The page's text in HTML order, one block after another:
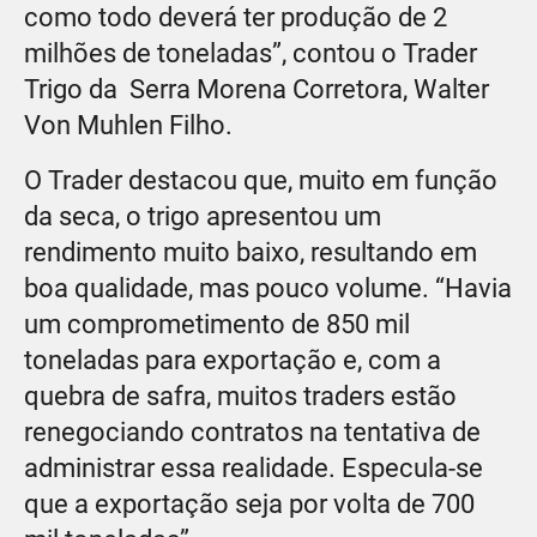
como todo deverá ter produção de 2
milhões de toneladas”, contou o Trader
Trigo da Serra Morena Corretora, Walter
Von Muhlen Filho.
O Trader destacou que, muito em função
da seca, o trigo apresentou um
rendimento muito baixo, resultando em
boa qualidade, mas pouco volume. “Havia
um comprometimento de 850 mil
toneladas para exportação e, com a
quebra de safra, muitos traders estão
renegociando contratos na tentativa de
administrar essa realidade. Especula-se
que a exportação seja por volta de 700